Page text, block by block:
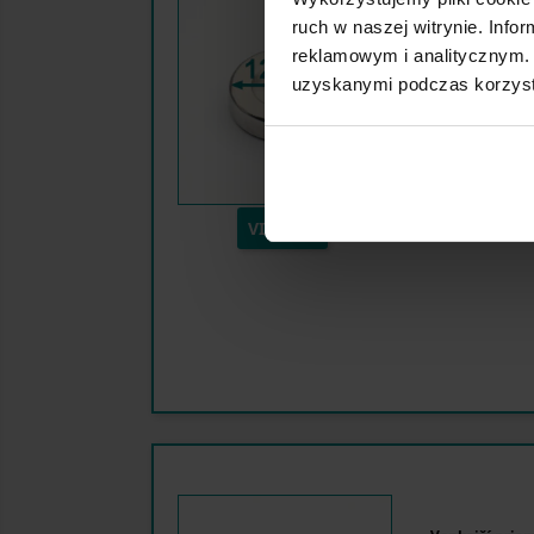
ruch w naszej witrynie.
reklamowym i
uzyskanymi podczas
VIAC NA
Vonkajší
Priemer
Vnútorný
Výška: